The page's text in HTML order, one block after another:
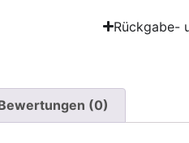
Rückgabe-
(0)